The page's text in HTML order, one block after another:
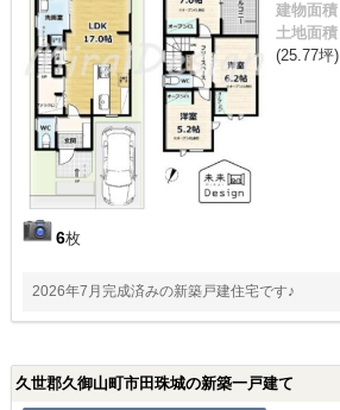
6枚
建物面積
土地面積
(25.77坪)
2026年7月完成済みの新築戸建住宅です♪
久世郡久御山町市田珠城の新築一戸建て